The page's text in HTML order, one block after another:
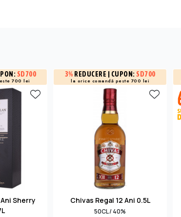
SD700
700 lei
Sherry
3% REDUCERE | CUPON:SD700
la orice comandă peste 700 lei
Chivas Regal 12 Ani 0.5L
50CL / 40%